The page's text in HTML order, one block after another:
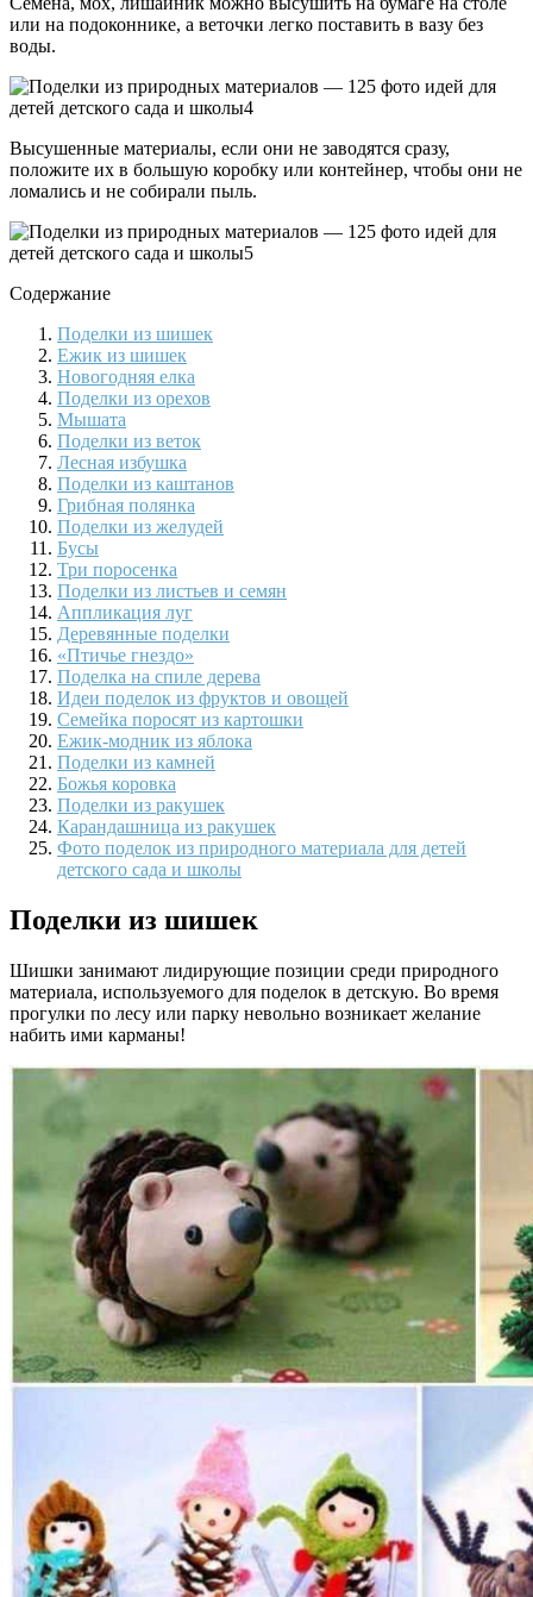
или на подоконнике, а веточки легко поставить в вазу без
воды.
Высушенные материалы, если они не заводятся сразу,
положите их в большую коробку или контейнер, чтобы они не
ломались и не собирали пыль.
Содержание
Поделки из шишек
Ежик из шишек
Новогодняя елка
Поделки из орехов
Мышата
Поделки из веток
Лесная избушка
Поделки из каштанов
Грибная полянка
Поделки из желудей
Бусы
Три поросенка
Поделки из листьев и семян
Аппликация луг
Деревянные поделки
«Птичье гнездо»
Поделка на спиле дерева
Идеи поделок из фруктов и овощей
Семейка поросят из картошки
Ежик-модник из яблока
Поделки из камней
Божья коровка
Поделки из ракушек
Карандашница из ракушек
Фото поделок из природного материала для детей
детского сада и школы
Поделки из шишек
Шишки занимают лидирующие позиции среди природного
материала, используемого для поделок в детскую. Во время
прогулки по лесу или парку невольно возникает желание
набить ими карманы!